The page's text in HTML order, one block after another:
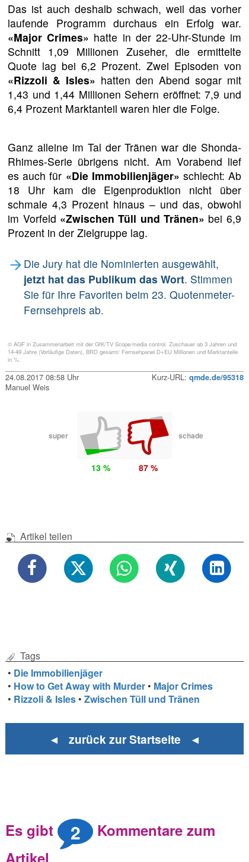
Das ist auch deshalb schwach, weil das vorher
laufende Programm durchaus ein Erfolg war.
«Major Crimes» hatte in der 22-Uhr-Stunde im
Schnitt 1,09 Millionen Zuseher, die ermittelte
Quote lag bei 6,2 Prozent. Zwei Episoden von
«Rizzoli & Isles» hatten den Abend sogar mit
1,43 und 1,44 Millionen Sehern eröffnet: 7,9 und
6,4 Prozent Marktanteil waren hier die Folge.
Ganz alleine im Tal der Tränen war die Shonda-
Rhimes-Serie übrigens nicht. Am Vorabend lief
es auch für «Die Immobilienjäger» schlecht: Ab
18 Uhr kam die Eigenproduktion nicht über
schmale 4,3 Prozent hinaus – und das, obwohl
im Vorfeld «Zwischen Tüll und Tränen» bei 6,9
Prozent in der Zielgruppe lag.
Die Jury hat die Nominierten ausgewählt,
jetzt hat das Publikum das Wort. Stimmen
Sie für Ihre Favoriten beim 23. Quotenmeter-
Fernsehpreis ab.
© AGF in Zusammenarbeit mit der GfK/TV Scope/media control. Zuschauer ab 3 Jahren und
14-49 Jahre (Vorläufige Daten), BRD gesamt/ Fernsehpanel D+EU Millionen und Marktanteile
in %.
24.08.2017 08:58 Uhr Kurz-URL: qmde.de/95318
Manuel Weis
super schade
13 % 87 %
Artikel teilen
Tags
• Die Immobilienjäger
• How to Get Away with Murder • Major Crimes
• Rizzoli & Isles •Zwischen Tüll und Tränen
◄ zurück zur Startseite ◄
Es gibt 2
Kommentare zum
Artikel